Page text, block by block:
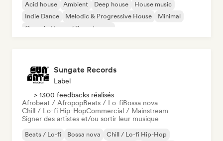
Acid house Ambient Deep house
House music
Indie Dance
Melodic & Progressive House
Minimal
Organic House / Downtempo
Sungate Records
Label
> 1300 feedbacks réalisés
Afrobeat / AfropopBeats / Lo-fiBossa nova
Chill / Lo-fi Hip-HopCommercial / Mainstream
Signer des artistes et/ou sortir leur musique
Beats / Lo-fi Bossa nova
Chill / Lo-fi Hip-Hop